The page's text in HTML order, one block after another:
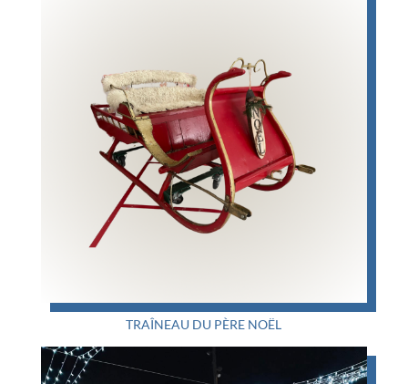
TRAÎNEAU DU PÈRE NOËL